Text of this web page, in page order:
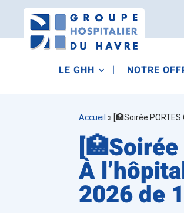
LE GHH NOTRE
Accueil » [🏥Soirée
[🏥Soirée
À
2026 de